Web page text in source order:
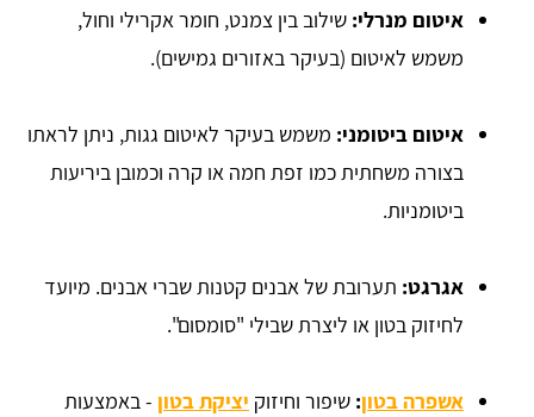
איטום מנרלי: שילוב בין צמנט, חומר אקרילי וחול,
משמש לאיטום (בעיקר באזורים גמישים).
איטום ביטומני: משמש בעיקר לאיטום גגות, ניתן לראתו
בצורה משחתית כמו זפת חמה או קרה וכמובן ביריעות
ביטומניות.
אגרגט: תערובת של אבנים קטנות שברי אבנים. מיועד
לחיזוק בטון או ליצרת שבילי "סומסום".
אשפרה בטון: שיפור וחיזוק יציקת בטון - באמצעות